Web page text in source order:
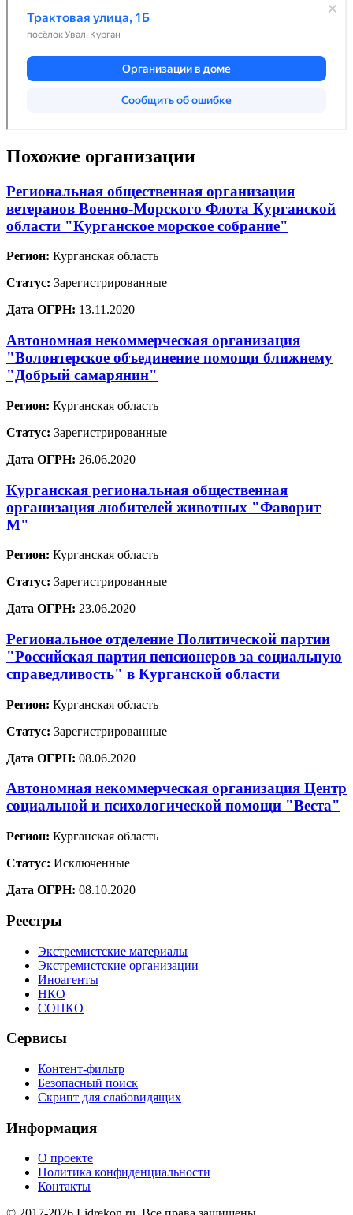
Похожие организации
Региональная общественная организация
ветеранов Военно-Морского Флота Курганской
области "Курганское морское собрание"
Регион: Курганская область
Статус: Зарегистрированные
Дата ОГРН: 13.11.2020
Автономная некоммерческая организация
"Волонтерское объединение помощи ближнему
"Добрый самарянин"
Регион: Курганская область
Статус: Зарегистрированные
Дата ОГРН: 26.06.2020
Курганская региональная общественная
организация любителей животных "Фаворит
М"
Регион: Курганская область
Статус: Зарегистрированные
Дата ОГРН: 23.06.2020
Региональное отделение Политической партии
"Российская партия пенсионеров за социальную
справедливость" в Курганской области
Регион: Курганская область
Статус: Зарегистрированные
Дата ОГРН: 08.06.2020
Автономная некоммерческая организация Центр
социальной и психологической помощи "Веста"
Регион: Курганская область
Статус: Исключенные
Дата ОГРН: 08.10.2020
Реестры
Экстремистские материалы
Экстремистские организации
Иноагенты
НКО
СОНКО
Сервисы
Контент-фильтр
Безопасный поиск
Скрипт для слабовидящих
Информация
О проекте
Политика конфиденциальности
Контакты